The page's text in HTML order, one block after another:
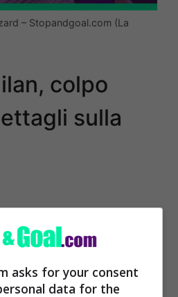
– Stopandgoal.com (La
colpo
sulla
asks for your consent
data for the